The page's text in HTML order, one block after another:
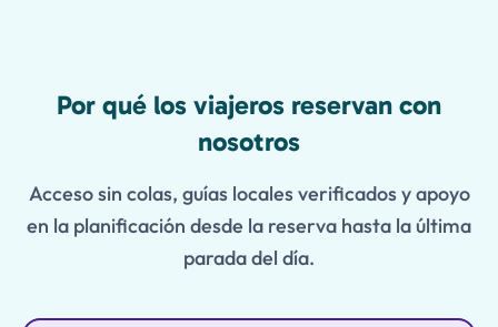
FeaturesPor qué los viajeros reservan con
nosotros
Acceso sin colas, guías locales verificados y apoyo
en la planificación desde la reserva hasta la última
parada del día.